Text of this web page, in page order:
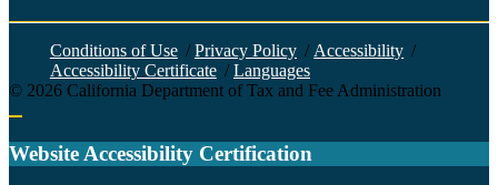
Conditions of Use / Privacy Policy /Accessibility /
Accessibility Certificate / Languages
© 2026 California Department of Tax and Fee Administration
Website Accessibility Certification